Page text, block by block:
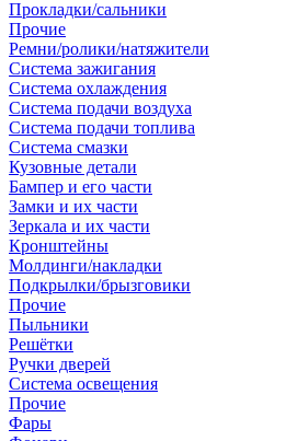
Прокладки/сальники
Прочие
Ремни/ролики/натяжители
Система зажигания
Система охлаждения
Система подачи воздуха
Система подачи топлива
Система смазки
Кузовные детали
Бампер и его части
Замки и их части
Зеркала и их части
Кронштейны
Молдинги/накладки
Подкрылки/брызговики
Прочие
Пыльники
Решётки
Ручки дверей
Система освещения
Прочие
Фары